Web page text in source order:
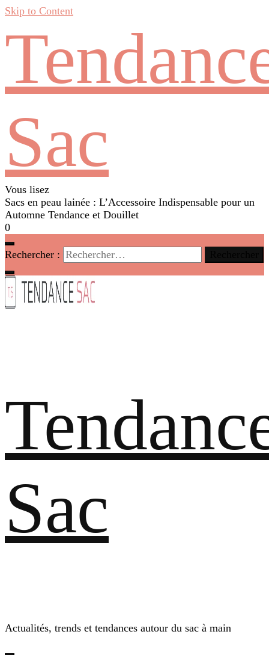
Skip to Content
Sac
Vous lisez
Sacs en peau lainée : L’Accessoire Indispensable pour un
Automne Tendance et Douillet
0
Rechercher :
Sac
Actualités, trends et tendances autour du sac à main